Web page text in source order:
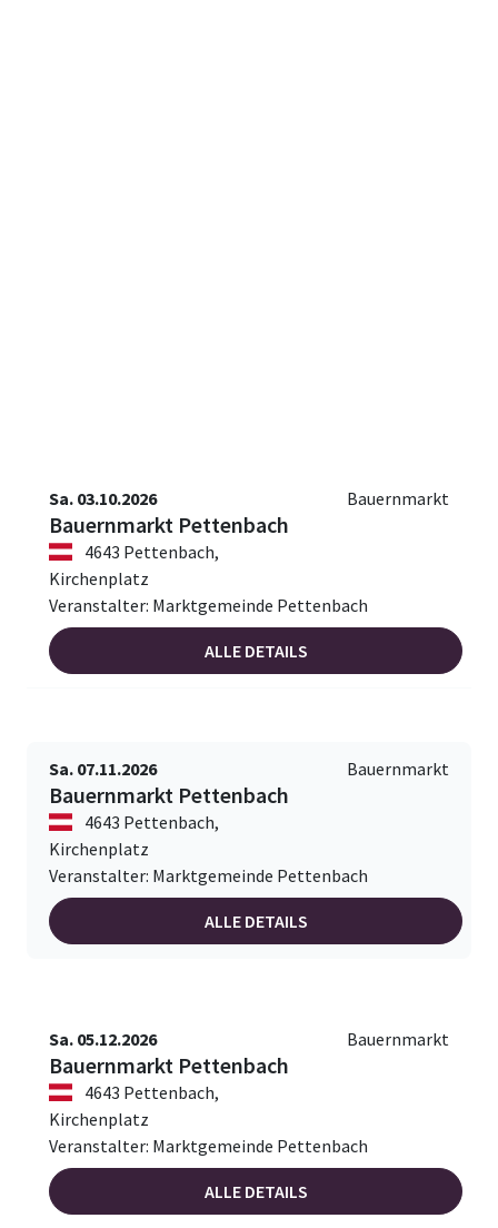
Sa. 03.10.2026 Bauernmarkt
Bauernmarkt Pettenbach
4643 Pettenbach,
Kirchenplatz
Veranstalter: Marktgemeinde Pettenbach
ALLE DETAILS
Sa. 07.11.2026 Bauernmarkt
Bauernmarkt Pettenbach
4643 Pettenbach,
Kirchenplatz
Veranstalter: Marktgemeinde Pettenbach
ALLE DETAILS
Sa. 05.12.2026 Bauernmarkt
Bauernmarkt Pettenbach
4643 Pettenbach,
Kirchenplatz
Veranstalter: Marktgemeinde Pettenbach
ALLE DETAILS